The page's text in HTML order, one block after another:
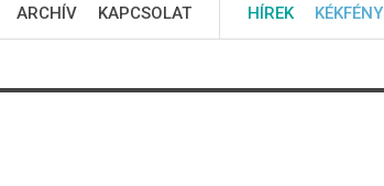
ARCHÍV KAPCSOLAT HÍREK KÉKFÉNY